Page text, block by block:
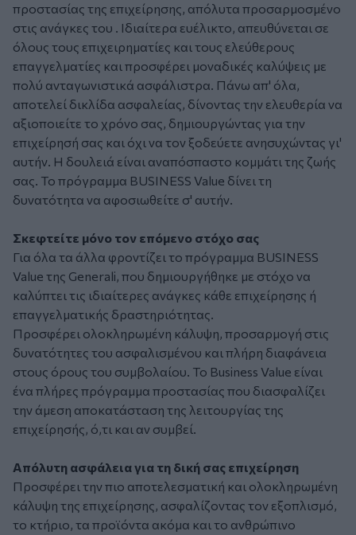
προστασίας της επιχείρησης, απόλυτα προσαρμοσμένο
στις ανάγκες του . Ιδιαίτερα ευέλικτο, απευθύνεται σε
όλους τους επιχειρηματίες και τους ελεύθερους
επαγγελματίες και προσφέρει μοναδικές καλύψεις με
πολύ ανταγωνιστικά ασφάλιστρα. Πάνω απ' όλα,
αποτελεί δικλίδα ασφαλείας, δίνοντας την ελευθερία να
αξιοποιείτε το χρόνο σας, δημιουργώντας για την
επιχείρησή σας και όχι να τον ξοδεύετε ανησυχώντας γι'
αυτήν. Η δουλειά είναι αναπόσπαστο κομμάτι της ζωής
σας. Το πρόγραμμα BUSINESS Value δίνει τη
δυνατότητα να αφοσιωθείτε σ' αυτήν.
Σκεφτείτε μόνο τον επόμενο στόχο σας
Για όλα τα άλλα φροντίζει το πρόγραμμα BUSINESS
Value της Generali, που δημιουργήθηκε με στόχο να
καλύπτει τις ιδιαίτερες ανάγκες κάθε επιχείρησης ή
επαγγελματικής δραστηριότητας.
Προσφέρει ολοκληρωμένη κάλυψη, προσαρμογή στις
δυνατότητες του ασφαλισμένου και πλήρη διαφάνεια
στους όρους του συμβολαίου. Το Business Value είναι
ένα πλήρες πρόγραμμα προστασίας που διασφαλίζει
την άμεση αποκατάσταση της λειτουργίας της
επιχείρησής, ό,τι και αν συμβεί.
Απόλυτη ασφάλεια για τη δική σας επιχείρηση
Προσφέρει την πιο αποτελεσματική και ολοκληρωμένη
κάλυψη της επιχείρησης, ασφαλίζοντας τον εξοπλισμό,
το κτήριο, τα προϊόντα ακόμα και το ανθρώπινο